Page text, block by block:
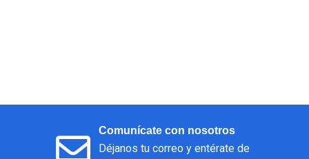
Comunícate con nosotros
Déjanos tu correo y entérate de